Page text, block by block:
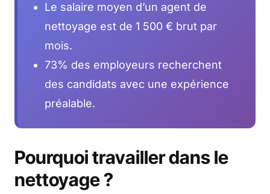
Le salaire moyen d’un agent de
nettoyage est de 1 500 € brut par
mois.
73% des employeurs recherchent
des candidats avec une expérience
préalable.
Pourquoi travailler dans le
nettoyage ?